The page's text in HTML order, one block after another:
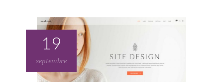
19
septembre